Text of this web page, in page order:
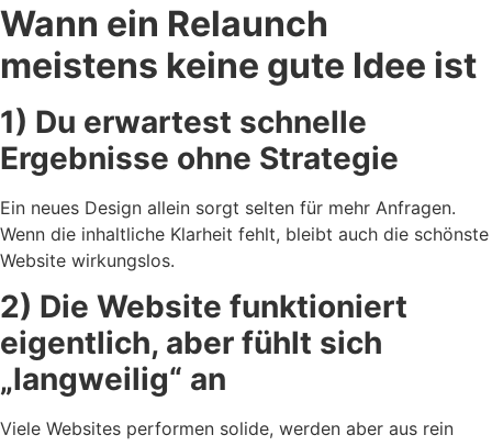
Wann ein Relaunch
meistens keine gute Idee ist
1) Du erwartest schnelle
Ergebnisse ohne Strategie
Ein neues Design allein sorgt selten für mehr Anfragen.
Wenn die inhaltliche Klarheit fehlt, bleibt auch die schönste
Website wirkungslos.
2) Die Website funktioniert
eigentlich, aber fühlt sich
„langweilig“ an
Viele Websites performen solide, werden aber aus rein